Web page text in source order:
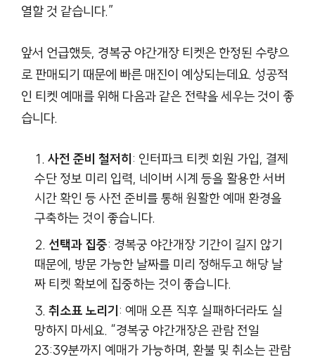
열할 것 같습니다.”
앞서 언급했듯, 경복궁 야간개장 티켓은 한정된 수량으
로 판매되기 때문에 빠른 매진이 예상되는데요. 성공적
인 티켓 예매를 위해 다음과 같은 전략을 세우는 것이 좋
습니다.
사전 준비 철저히 : 인터파크 티켓 회원 가입, 결제
수단 정보 미리 입력, 네이버 시계 등을 활용한 서버
시간 확인 등 사전 준비를 통해 원활한 예매 환경을
구축하는 것이 좋습니다.
선택과 집중: 경복궁 야간개장 기간이 길지 않기
때문에, 방문 가능한 날짜를 미리 정해두고 해당 날
짜 티켓 확보에 집중하는 것이 좋습니다.
취소표 노리기 : 예매 오픈 직후 실패하더라도 실
망하지 마세요. “경복궁 야간개장은 관람 전일
23:39분까지 예매가 가능하며, 환불 및 취소는 관람